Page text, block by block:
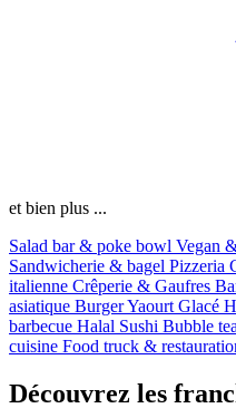
et bien plus ...
Salad bar & poke bowl Vegan
Sandwicherie & bagel Pizzeria
italienne Crêperie & Gaufres
asiatique BurgerYaourt Glacé
barbecue Halal Sushi Bubble tea
cuisine Food truck &
Découvrez les